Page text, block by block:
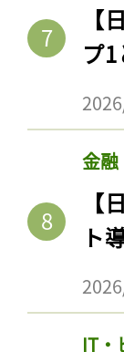
プ
金融
ト
IT・